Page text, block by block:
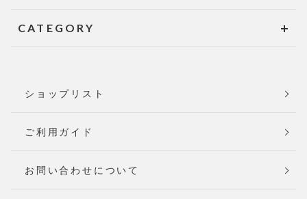
CATEGORY
ショップリスト
ご利用ガイド
お問い合わせについて